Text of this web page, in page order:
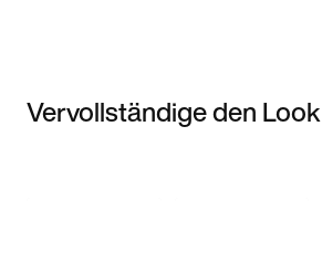
Vervollständige den Look